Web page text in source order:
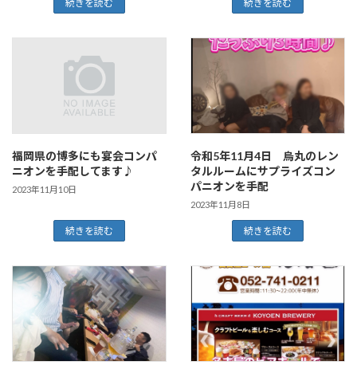
続きを読む 続きを読む
福岡県の博多にも宴会コンパ
ニオンを手配してます♪
2023年11月10日
続きを読む
令和5年11月4日 烏丸のレン
タルルームにサプライズコン
パニオンを手配
2023年11月8日
続きを読む